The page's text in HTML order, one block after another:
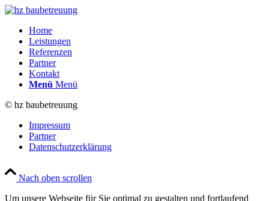
Home
Leistungen
Referenzen
Partner
Kontakt
Menü Menü
© hz baubetreuung
Impressum
Partner
Datenschutzerklärung
Nach oben scrollen
Um unsere Webseite für Sie optimal zu gestalten und fortlaufend